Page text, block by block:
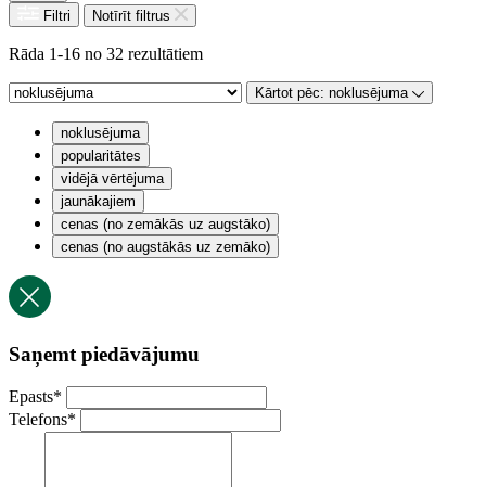
Filtri
Notīrīt filtrus
Rāda 1-16 no 32 rezultātiem
Kārtot pēc: noklusējuma
noklusējuma
popularitātes
vidējā vērtējuma
jaunākajiem
cenas (no zemākās uz augstāko)
cenas (no augstākās uz zemāko)
Saņemt piedāvājumu
Epasts*
Telefons*